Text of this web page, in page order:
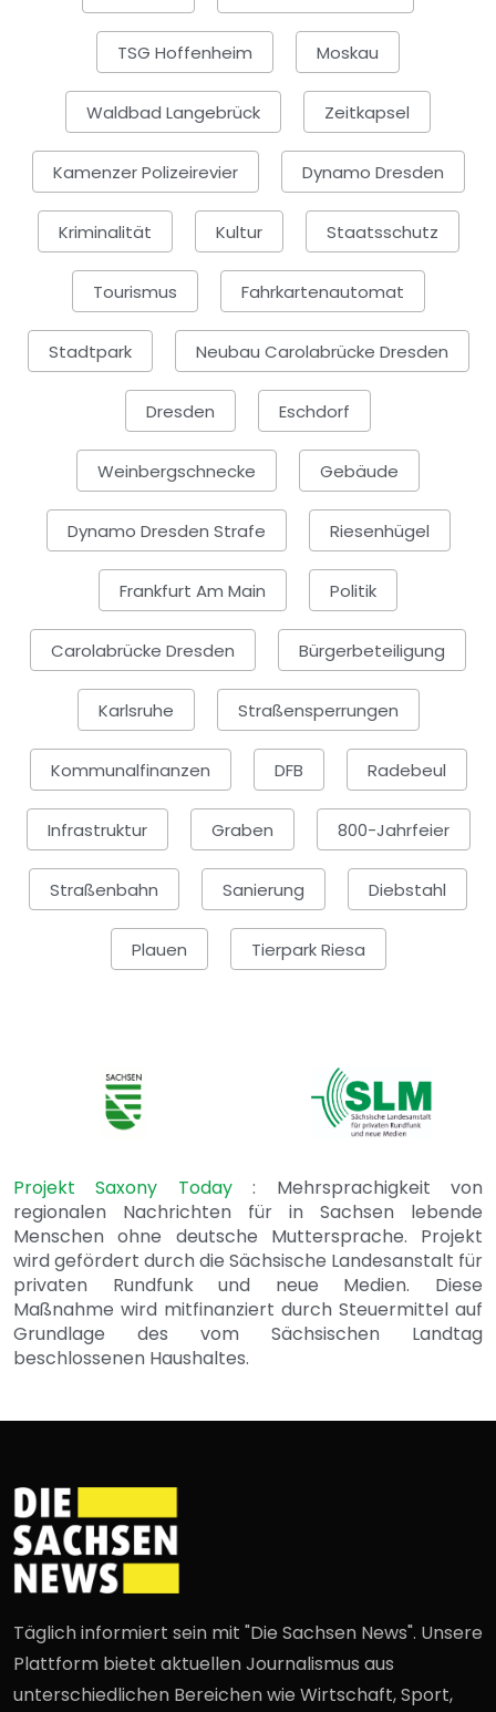
TSG Hoffenheim Moskau
Waldbad Langebrück Zeitkapsel
Kamenzer Polizeirevier Dynamo Dresden
Kriminalität Kultur Staatsschutz
Tourismus Fahrkartenautomat
Stadtpark Neubau Carolabrücke Dresden
Dresden Eschdorf
Weinbergschnecke Gebäude
Dynamo Dresden Strafe Riesenhügel
Frankfurt Am Main Politik
Carolabrücke Dresden Bürgerbeteiligung
Karlsruhe Straßensperrungen
Kommunalfinanzen DFB Radebeul
Infrastruktur Graben 800-Jahrfeier
Straßenbahn Sanierung Diebstahl
Plauen Tierpark Riesa
Projekt Saxony Today: Mehrsprachigkeit von
regionalen Nachrichten für in Sachsen lebende
Menschen ohne deutsche Muttersprache. Projekt
wird gefördert durch die Sächsische Landesanstalt für
privaten Rundfunk und neue Medien. Diese
Maßnahme wird mitfinanziert durch Steuermittel auf
Grundlage des vom Sächsischen Landtag
beschlossenen Haushaltes.
Täglich informiert sein mit "Die Sachsen News". Unsere
Plattform bietet aktuellen Journalismus aus
unterschiedlichen Bereichen wie Wirtschaft, Sport,